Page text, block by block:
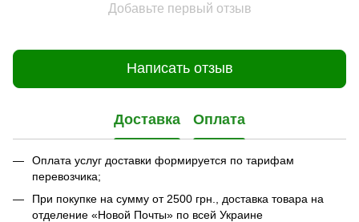
Добавьте первый отзыв
Написать отзыв
Доставка Оплата
Оплата услуг доставки формируется по тарифам
перевозчика;
При покупке на сумму от 2500 грн., доставка товара на
отделение «Новой Почты» по всей Украине